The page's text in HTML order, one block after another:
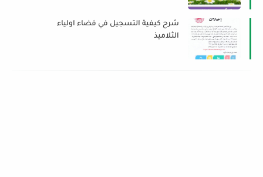
شرح كيفية التسجيل في فضاء اولياء
الثلاميذ